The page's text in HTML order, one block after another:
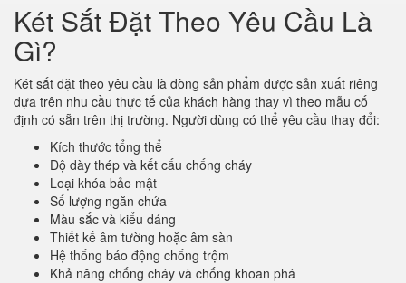
Két Sắt Đặt Theo Yêu Cầu Là
Gì?
Két sắt đặt theo yêu cầu là dòng sản phẩm được sản xuất riêng
dựa trên nhu cầu thực tế của khách hàng thay vì theo mẫu cố
định có sẵn trên thị trường. Người dùng có thể yêu cầu thay đổi:
Kích thước tổng thể
Độ dày thép và kết cấu chống cháy
Loại khóa bảo mật
Số lượng ngăn chứa
Màu sắc và kiểu dáng
Thiết kế âm tường hoặc âm sàn
Hệ thống báo động chống trộm
Khả năng chống cháy và chống khoan phá